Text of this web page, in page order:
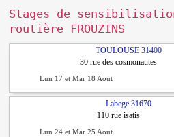
Stages de
routière FROUZINS
TOULOUSE 31400
30 rue des cosmonautes
Lun 17 et Mar 18 Aout
Labege 31670
110 rue isatis
Lun 24 et Mar 25 Aout